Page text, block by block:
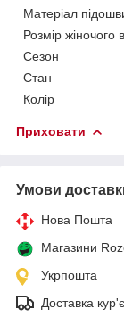
Матеріал
Розмір жіночого
Сезон
Стан
Колір
Приховати
Умови
Нова Пошта
Магазини
Укрпошта
Доставка